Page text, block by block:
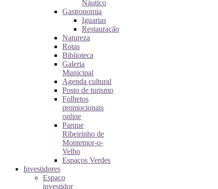
Náutico
Gastronomia
Iguarias
Restauração
Natureza
Rotas
Biblioteca
Galeria
Municipal
Agenda cultural
Posto de turismo
Folhetos
promocionais
online
Parque
Ribeirinho de
Montemor-o-
Velho
Espaços Verdes
Investidores
Espaço
investidor